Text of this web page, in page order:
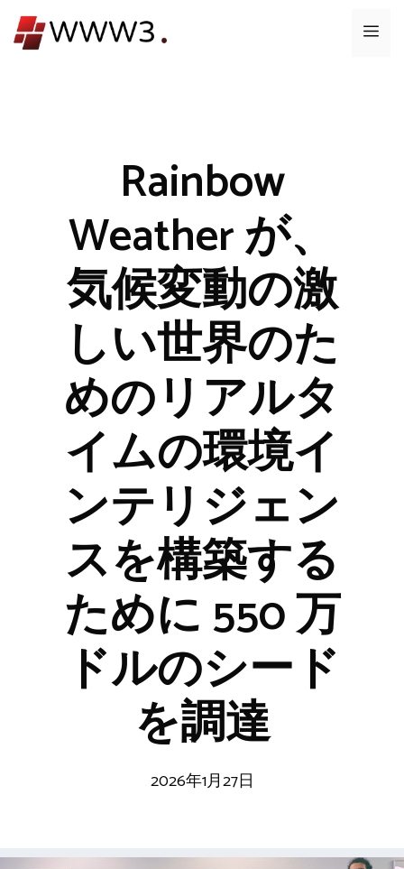
ン
メ
Rainbow
Weather が、
気候変動の激
しい世界のた
めのリアルタ
イムの環境イ
ンテリジェン
スを構築する
ために 550 万
ドルのシード
を調達
2026年1月27日